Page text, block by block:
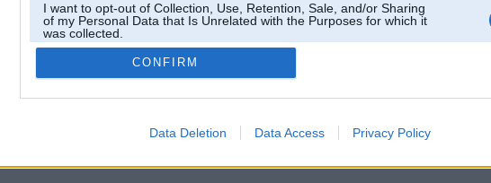
I want to opt-out of Collection, Use, Retention, Sale, and/or Sharing
of my Personal Data that Is Unrelated with the Purposes for which it
was collected.
Opted Out
CONFIRM
Data Deletion Data Access Privacy Policy
darbojas
Tas nav auto klubs un nav saistīts ar